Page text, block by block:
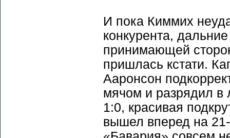
И пока Киммих
конкурента,
принимающей
пришлась кстати.
Ааронсон
мячом и разрядил в
1:0, красивая
вышел вперед на